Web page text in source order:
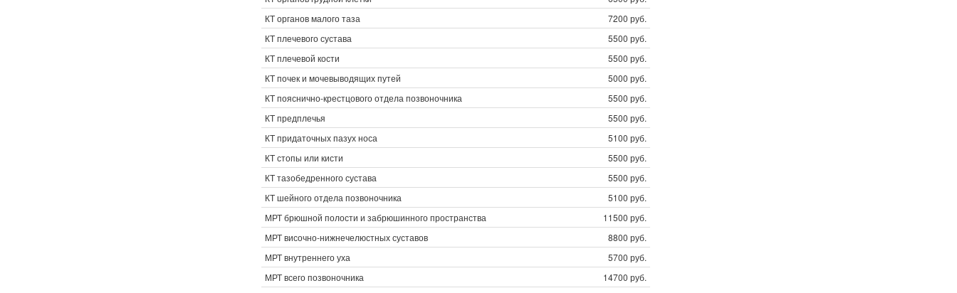
КТ органов малого таза
7200 руб.
КТ плечевого сустава
5500 руб.
КТ плечевой кости
5500 руб.
КТ почек и мочевыводящих путей
5000 руб.
КТ пояснично-крестцового отдела позвоночника
5500 руб.
КТ предплечья
5500 руб.
КТ придаточных пазух носа
5100 руб.
КТ стопы или кисти
5500 руб.
КТ тазобедренного сустава
5500 руб.
КТ шейного отдела позвоночника
5100 руб.
МРТ брюшной полости и забрюшинного пространства
11500 руб.
МРТ височно-нижнечелюстных суставов
8800 руб.
МРТ внутреннего уха
5700 руб.
МРТ всего позвоночника
14700 руб.